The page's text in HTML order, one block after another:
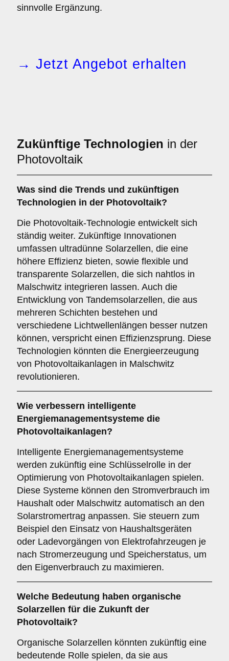
sinnvolle Ergänzung.
→ Jetzt Angebot erhalten
Zukünftige Technologien in der
Photovoltaik
Was sind die Trends und zukünftigen
Technologien in der Photovoltaik?
Die Photovoltaik-Technologie entwickelt sich
ständig weiter. Zukünftige Innovationen
umfassen ultradünne Solarzellen, die eine
höhere Effizienz bieten, sowie flexible und
transparente Solarzellen, die sich nahtlos in
Malschwitz integrieren lassen. Auch die
Entwicklung von Tandemsolarzellen, die aus
mehreren Schichten bestehen und
verschiedene Lichtwellenlängen besser nutzen
können, verspricht einen Effizienzsprung. Diese
Technologien könnten die Energieerzeugung
von Photovoltaikanlagen in Malschwitz
revolutionieren.
Wie verbessern intelligente
Energiemanagementsysteme die
Photovoltaikanlagen?
Intelligente Energiemanagementsysteme
werden zukünftig eine Schlüsselrolle in der
Optimierung von Photovoltaikanlagen spielen.
Diese Systeme können den Stromverbrauch im
Haushalt oder Malschwitz automatisch an den
Solarstromertrag anpassen. Sie steuern zum
Beispiel den Einsatz von Haushaltsgeräten
oder Ladevorgängen von Elektrofahrzeugen je
nach Stromerzeugung und Speicherstatus, um
den Eigenverbrauch zu maximieren.
Welche Bedeutung haben organische
Solarzellen für die Zukunft der
Photovoltaik?
Organische Solarzellen könnten zukünftig eine
bedeutende Rolle spielen, da sie aus